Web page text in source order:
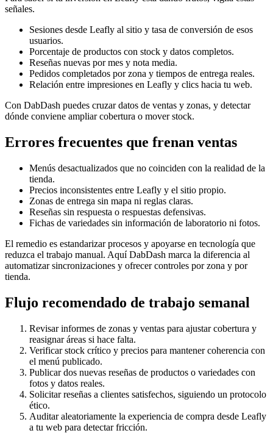
señales.
Sesiones desde Leafly al sitio y tasa de conversión de esos
usuarios.
Porcentaje de productos con stock y datos completos.
Reseñas nuevas por mes y nota media.
Pedidos completados por zona y tiempos de entrega reales.
Relación entre impresiones en Leafly y clics hacia tu web.
Con DabDash puedes cruzar datos de ventas y zonas, y detectar
dónde conviene ampliar cobertura o mover stock.
Errores frecuentes que frenan ventas
Menús desactualizados que no coinciden con la realidad de la
tienda.
Precios inconsistentes entre Leafly y el sitio propio.
Zonas de entrega sin mapa ni reglas claras.
Reseñas sin respuesta o respuestas defensivas.
Fichas de variedades sin información de laboratorio ni fotos.
El remedio es estandarizar procesos y apoyarse en tecnología que
reduzca el trabajo manual. Aquí DabDash marca la diferencia al
automatizar sincronizaciones y ofrecer controles por zona y por
tienda.
Flujo recomendado de trabajo semanal
Revisar informes de zonas y ventas para ajustar cobertura y
reasignar áreas si hace falta.
Verificar stock crítico y precios para mantener coherencia con
el menú publicado.
Publicar dos nuevas reseñas de productos o variedades con
fotos y datos reales.
Solicitar reseñas a clientes satisfechos, siguiendo un protocolo
ético.
Auditar aleatoriamente la experiencia de compra desde Leafly
a tu web para detectar fricción.